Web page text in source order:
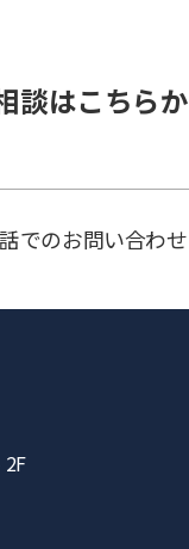
談はこちら
でのお問い合わ